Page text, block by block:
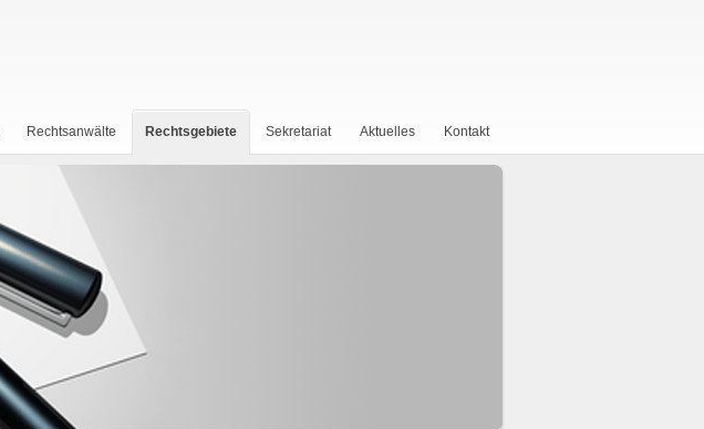
Rechtsanwälte Rechtsgebiete Sekretariat Aktuelles Kontakt